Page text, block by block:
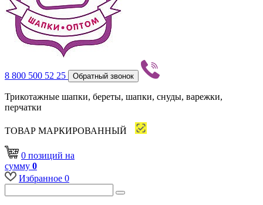
8 800 500 52 25 Обратный звонок
Трикотажные шапки, береты, шапки, снуды, варежки,
перчатки
ТОВАР МАРКИРОВАННЫЙ
0 позиций на
сумму 0
Избранное 0